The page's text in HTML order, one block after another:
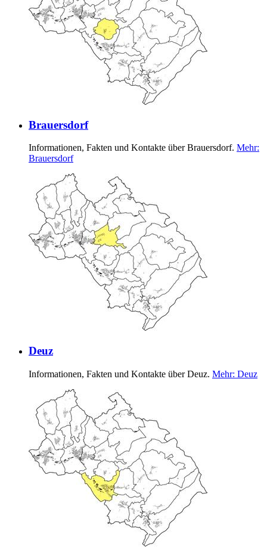
Brauersdorf
Informationen, Fakten und Kontakte über Brauersdorf. Mehr:
Brauersdorf
Deuz
Informationen, Fakten und Kontakte über Deuz. Mehr: Deuz